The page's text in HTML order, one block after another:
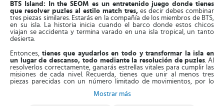
BTS Island: In the SEOM es un entretenido juego donde tienes
que resolver puzles al estilo match tres, es decir debes combinar
tres piezas similares. Estarás en la compañía de los miembros de BTS,
en su isla. La historia inicia cuando el barco donde estos chicos
viajan se accidenta y termina varado en una isla tropical, un tanto
desierta.
Entonces, tienes que ayudarlos en todo y transformar la isla en
un lugar de descanso, todo mediante la resolución de puzles. Al
resolverlos correctamente, ganarás estrellas vitales para cumplir las
misiones de cada nivel. Recuerda, tienes que unir al menos tres
piezas parecidas con un número limitado de movimientos, por lo
potenciadores y hacer explosiones más grandes.
Mostrar más